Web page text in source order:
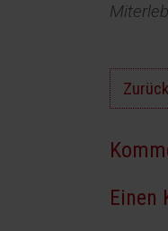
Zurück
Einen